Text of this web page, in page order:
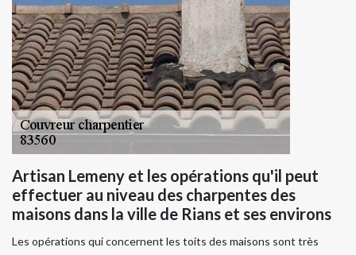
Artisan Lemeny et les opérations qu'il peut
effectuer au niveau des charpentes des
maisons dans la ville de Rians et ses environs
Les opérations qui concernent les toits des maisons sont très